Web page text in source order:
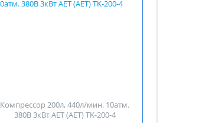
Компрессор 200л, 440л/мин. 10атм.
380В 3кВт АЕТ (AET) TK-200-4